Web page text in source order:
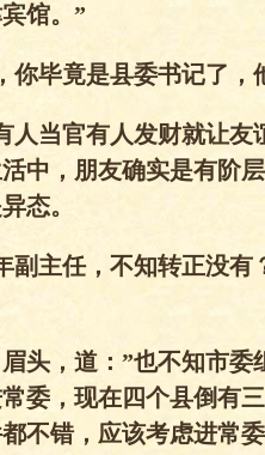
馆。”
你毕竟是县委书记了，
人当官有人发财就让友
中，朋友确实是有阶
态。
副主任，不知转正没有
头，道：”也不知市
委，现在四个县倒有
不错，应该考虑进常